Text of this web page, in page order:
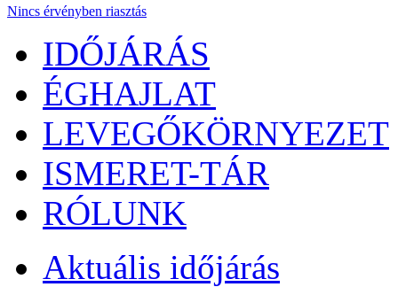
Nincs érvényben riasztás
IDŐJÁRÁS
ÉGHAJLAT
LEVEGŐKÖRNYEZET
ISMERET-TÁR
RÓLUNK
Aktuális időjárás